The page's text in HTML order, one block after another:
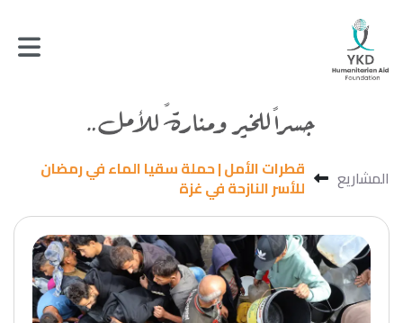
المشاريع قطرات الأمل | حملة سقيا الماء في رمضان
للأسر النازحة في غزة